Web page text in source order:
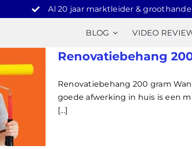
Al 20 jaar marktleider &
BLOG VIDEO
Renovatiebehang
Renovatiebehang 200 gram
goede afwerking in huis is een
[...]